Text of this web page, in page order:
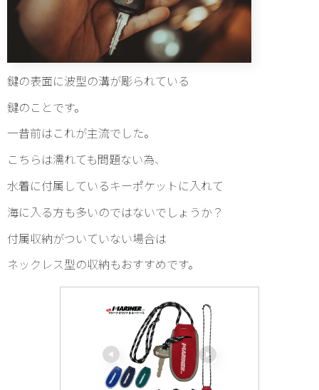
鍵の表面に波型の溝が彫られている
鍵のことです。
一昔前はこれが主流でした。
こちらは濡れても問題ない為、
水着に付属しているキーポケットに入れて
海に入る方も多いのではないでしょうか？
付属収納がついていない場合は
ネックレス型の収納もおすすめです。